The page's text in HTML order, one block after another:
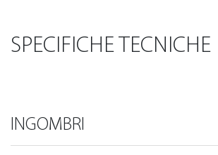
SPECIFICHE TECNICHE
INGOMBRI